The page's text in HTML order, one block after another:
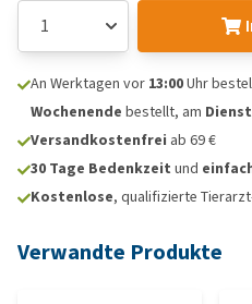
An Werktagen vor 13:00Uhr
Wochenende bestellt, am
Versandkostenfrei ab 69 €
30 Tage Bedenkzeit und
Kostenlose, qualifizierte
Verwandte Produkte